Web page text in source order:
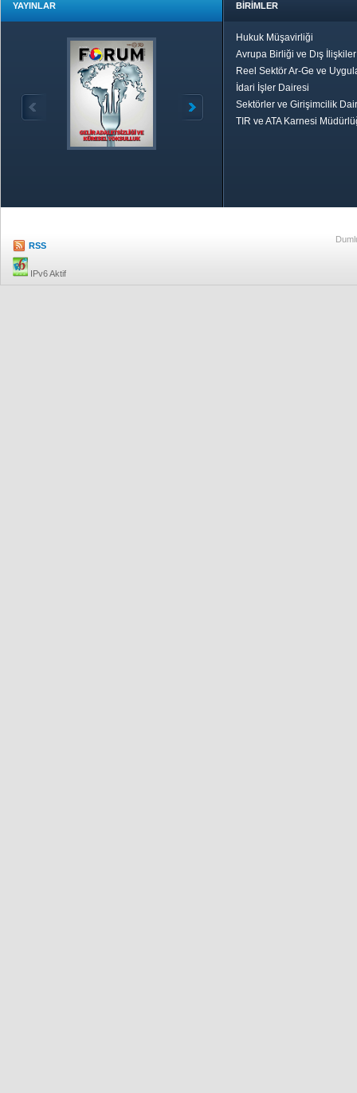
YAYINLAR BİRİMLER
Hukuk Müşavirliği
Avrupa Birliği ve Dış
Reel Sektör Ar-Ge ve
İdari İşler Dairesi
Sektörler ve Girişimcilik
TIR ve ATA Karnesi
RSS
IPv6 Aktif